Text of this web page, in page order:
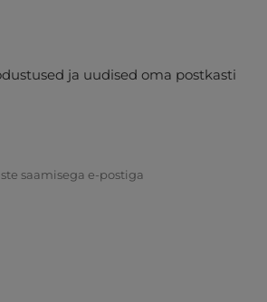
ja uudised oma postkasti
saamisega e-postiga